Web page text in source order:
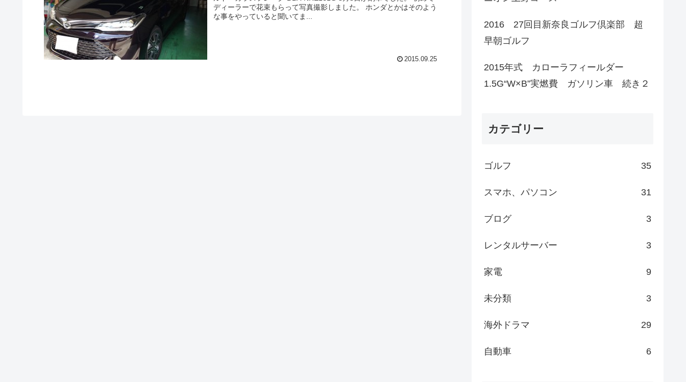
ディーラーで花束もらって写真撮影しました。 ホンダとかはそのよう
な事をやっていると聞いてま...
2015.09.25
2016 27回目新奈良ゴルフ倶楽部 超
早朝ゴルフ
2015年式 カローラフィールダー
1.5G“W×B”実燃費 ガソリン車 続き２
カテゴリー
ゴルフ 35
スマホ、パソコン 31
ブログ 3
レンタルサーバー 3
家電 9
未分類 3
海外ドラマ 29
自動車 6